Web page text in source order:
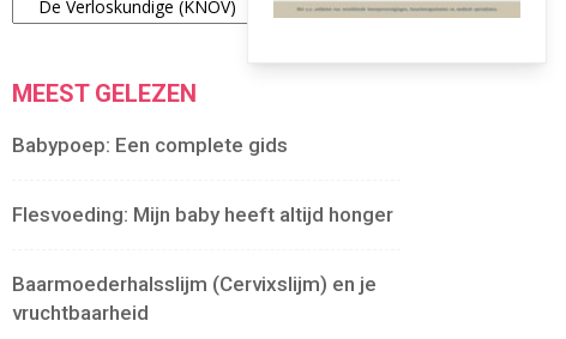
MEEST GELEZEN
Babypoep: Een complete gids
Flesvoeding: Mijn baby heeft altijd honger
Baarmoederhalsslijm (Cervixslijm) en je
vruchtbaarheid